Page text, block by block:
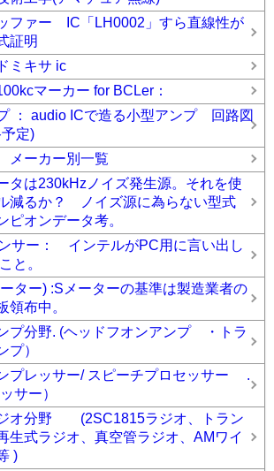
ファー IC「LH0002」すら直線性が
証明
ミキサ ic
マーカー for BCLer：
： audio ICで造る小型アンプ 回路図
定)
ーカー別一覧
タは230kHzノイズ発生源。それを使
減るか？ ノイズ源に為らない型式
ピオンデータ考。
サー： インテルがPC用に言い出し
と。
ター) :Sメーターの基準は製造業者の
領布中。
プ分野. (ヘッドフオンアンプ ・トラ
プ）
プレッサー/ スピーチプロセッサー .
サー）
オ分野 (2SC1815ラジオ、トラン
生式ラジオ、真空管ラジオ、AMワイ
)